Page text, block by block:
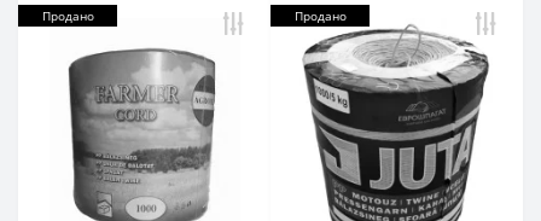
Продано
Продано